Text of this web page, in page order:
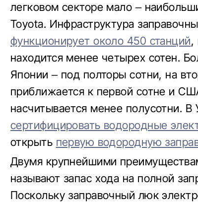
легковом секторе мало –
Toyota. Инфраструктура
функционирует около 450 станций,
находится менее четырех сотен.
Японии – под полторы сотни, на
приближается к первой сотне и
насчитывается менее полусотни.
сертифицировать водородные
открыть первую водородную
Двумя крупнейшими
называют запас хода на полной
Поскольку заправочный люк